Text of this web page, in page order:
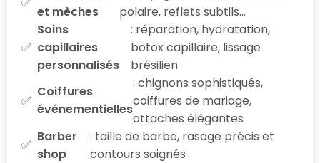
et mèches
polaire, reflets subtils…
Soins
capillaires
personnalisés
: réparation, hydratation,
botox capillaire, lissage
brésilien
Coiffures
événementielles
: chignons sophistiqués,
coiffures de mariage,
attaches élégantes
Barber
shop
: taille de barbe, rasage précis et
contours soignés